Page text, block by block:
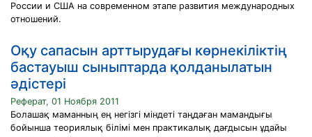
России и США на современном этапе развития международных
отношений.
Оқу сапасын арттырудағы көрнекіліктің
бастауыш сыныптарда қолданылатын
әдістері
Реферат, 01 Ноября 2011
Болашақ маманның ең негізгі міндеті таңдаған мамандығы
бойынша теориялық білімі мен практикалық дағдысын ұдайы